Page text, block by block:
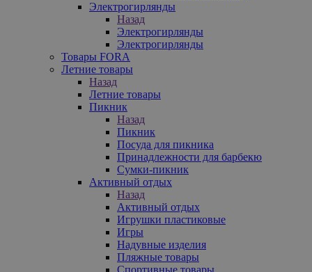
Электрогирлянды
Назад
Электрогирлянды
Электрогирлянды
Товары FORA
Летние товары
Назад
Летние товары
Пикник
Назад
Пикник
Посуда для пикника
Принадлежности для барбекю
Сумки-пикник
Активный отдых
Назад
Активный отдых
Игрушки пластиковые
Игры
Надувные изделия
Пляжные товары
Спортивные товары